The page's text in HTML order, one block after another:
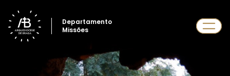
Departamento
Missões